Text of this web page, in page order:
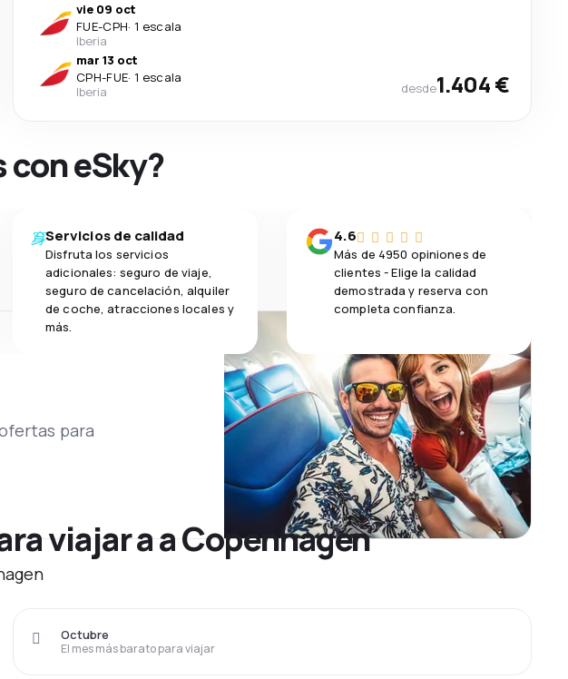
vie 09 oct
FUE-CPH· 1 escala
Iberia
mar 13 oct
CPH-FUE· 1 escala
Iberia
desde1.404 €
con eSky?
Servicios de calidad
Disfruta los servicios
adicionales: seguro de viaje,
seguro de cancelación, alquiler
de coche, atracciones locales y
más.
4.6
Más de 4950 opiniones de
clientes - Elige la calidad
demostrada y reserva con
completa confianza.
para
viajar a a Copenhagen
El mes más barato para viajar
Octubre